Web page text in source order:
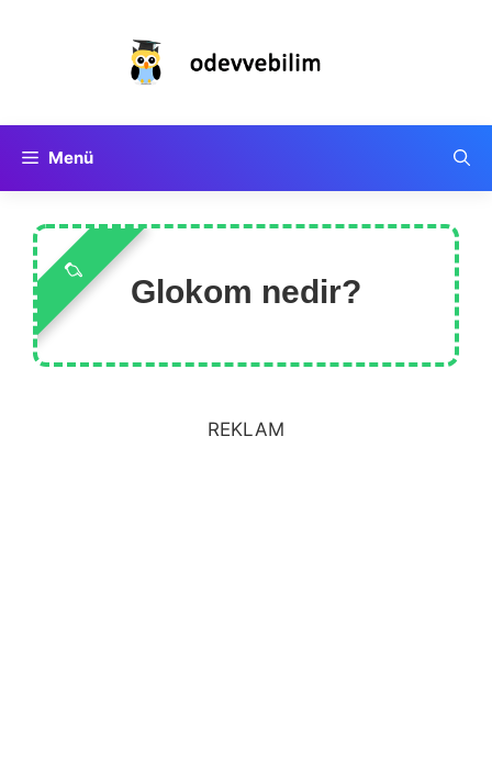
Menü
Glokom nedir?
REKLAM